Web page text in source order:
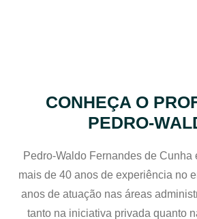
CONHEÇA O
PEDRO-
Pedro-Waldo Fernandes de Cunha
mais de 40 anos de experiência no
anos de atuação nas áreas
tanto na iniciativa privada quanto